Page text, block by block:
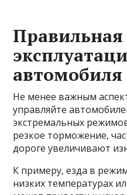
Правильная
автомобиля
Не менее важным
управляйте
экстремальных
резкое торможение,
дороге увеличивают
К примеру, езда в
низких температурах